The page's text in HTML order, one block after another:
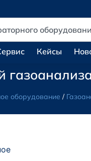
Кейсы
оборудование /